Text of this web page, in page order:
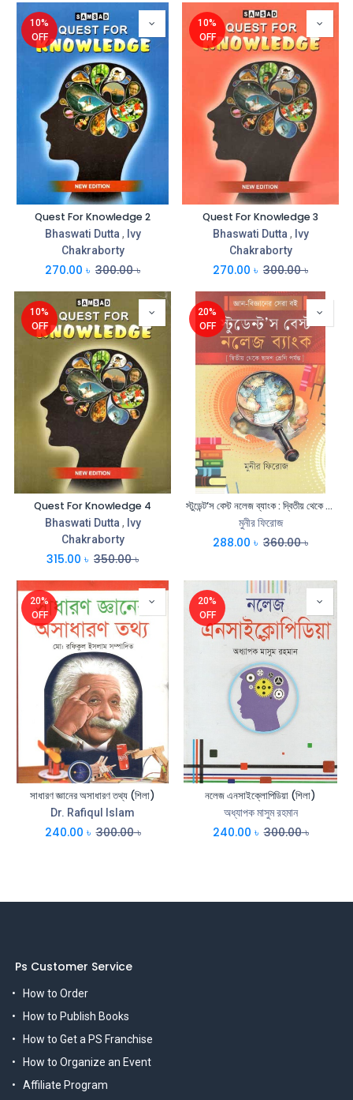
10%
OFF
Quest For Knowledge 2
Bhaswati Dutta , Ivy
Chakraborty
270.00 ৳ 300.00৳
10%
OFF
Quest For Knowledge 3
Bhaswati Dutta , Ivy
Chakraborty
270.00 ৳ 300.00৳
10%
OFF
Quest For Knowledge 4
Bhaswati Dutta, Ivy
Chakraborty
315.00 ৳ 350.00৳
20%
OFF
স্টুডেন্ট’স বেস্ট নলেজ ব্যাংক : দ্বিতীয় থেকে দ্বাদশ শ্রেণী পর্যন্ত
মুনীর ফিরোজ
288.00 ৳ 360.00৳
20%
OFF
সাধারণ জ্ঞানের অসাধারণ তথ্য (শিলা)
Dr. Rafiqul Islam
240.00 ৳ 300.00৳
20%
OFF
নলেজ এনসাইক্লোপিডিয়া (শিলা)
অধ্যাপক মাসুম রহমান
240.00 ৳ 300.00৳
Ps Customer Service
How to Order
How to Publish Books
How to Get a PS Franchise
How to Organize an Event
Affiliate Program